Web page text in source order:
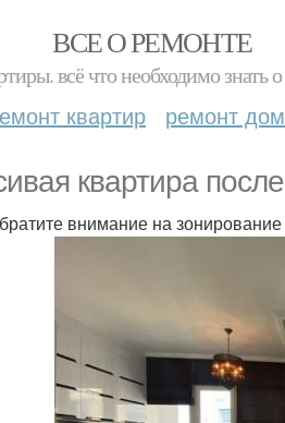
ВСЕ О РЕМОНТЕ
всё что необходимо
квартир ремонт
квартира
внимание на